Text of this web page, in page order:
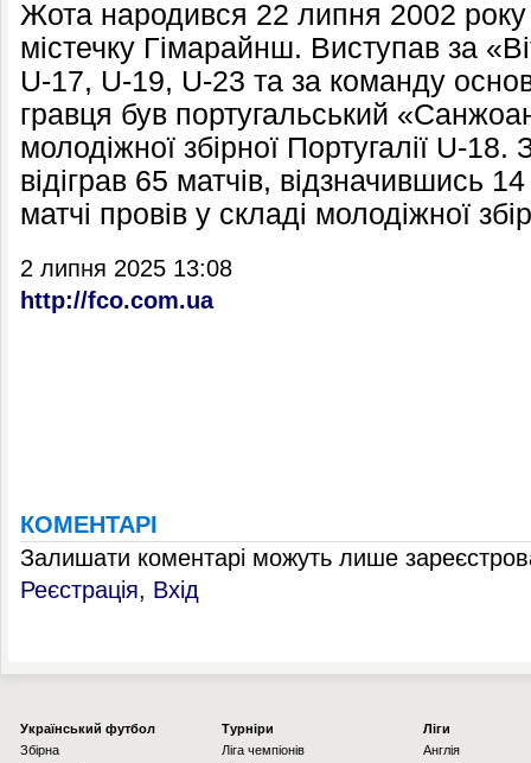
Жота народився 22 липня 2002 року
містечку Гімарайнш. Виступав за
U-17, U-19, U-23 та за команду
гравця був португальський
молодіжної збірної Португалії U-18.
відіграв 65 матчів, відзначившись
матчі провів у складі молодіжної
2 липня 2025 13:08
http://fco.com.ua
КОМЕНТАРІ
Залишати коментарі можуть лише
Реєстрація, Вхід
Українcький футбол
Збірна
Турніри
Ліга чемпіонів
Ліги
Англія